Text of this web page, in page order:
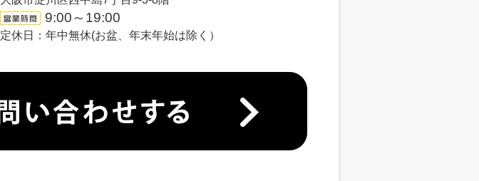
9:00～19:00
定休日：年中無休(お盆、年末年始は除く）